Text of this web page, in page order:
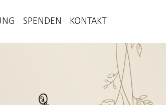
SPENDEN KONTAKT